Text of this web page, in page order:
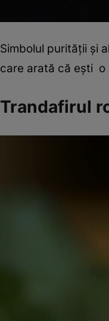
Simbolul purităţii şi
care arată că eşti o
Trandafirul